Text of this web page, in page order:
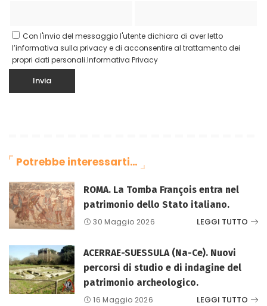
Con l'invio del messaggio l'utente dichiara di aver letto
l’informativa sulla privacy e di acconsentire al trattamento dei
propri dati personali.Informativa Privacy
Potrebbe interessarti…
ROMA. La Tomba François entra nel
patrimonio dello Stato italiano.
30 Maggio 2026 LEGGI TUTTO
ACERRAE-SUESSULA (Na-Ce). Nuovi
percorsi di studio e di indagine del
patrimonio archeologico.
16 Maggio 2026 LEGGI TUTTO